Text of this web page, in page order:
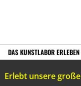
DAS KUNSTLABOR ERLEBEN
Erlebt unsere